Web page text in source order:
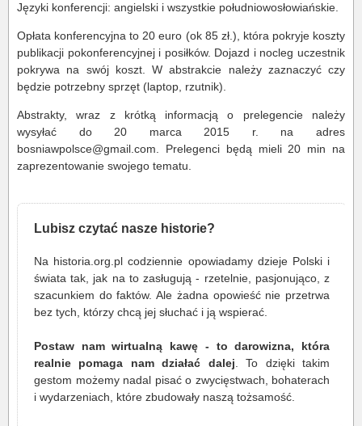
Języki konferencji: angielski i wszystkie południowosłowiańskie.
Opłata konferencyjna to 20 euro (ok 85 zł.), która pokryje koszty
publikacji pokonferencyjnej i posiłków. Dojazd i nocleg uczestnik
pokrywa na swój koszt. W abstrakcie należy zaznaczyć czy
będzie potrzebny sprzęt (laptop, rzutnik).
Abstrakty, wraz z krótką informacją o prelegencie należy
wysyłać do 20 marca 2015 r. na adres
bosniawpolsce@gmail.com. Prelegenci będą mieli 20 min na
zaprezentowanie swojego tematu.
Lubisz czytać nasze historie?
Na historia.org.pl codziennie opowiadamy dzieje Polski i
świata tak, jak na to zasługują - rzetelnie, pasjonująco, z
szacunkiem do faktów. Ale żadna opowieść nie przetrwa
bez tych, którzy chcą jej słuchać i ją wspierać.
Postaw nam wirtualną kawę - to darowizna, która
realnie pomaga nam działać dalej . To dzięki takim
gestom możemy nadal pisać o zwycięstwach, bohaterach
i wydarzeniach, które zbudowały naszą tożsamość.